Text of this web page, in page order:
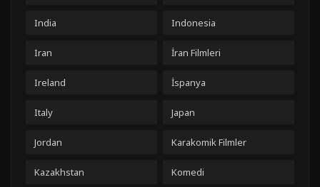
India Indonesia
Iran İran Filmleri
Ireland İspanya
Italy Japan
Jordan Karakomik Filmler
Kazakhstan Komedi